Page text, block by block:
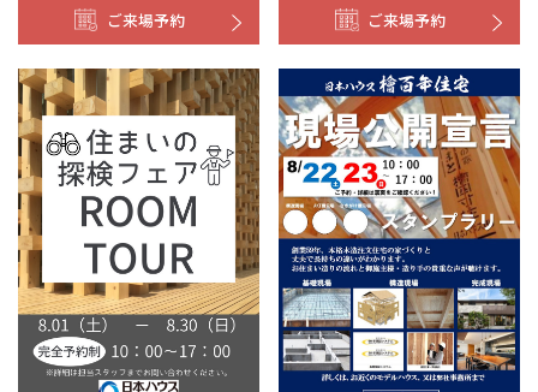
ご来場予約 ご来場予約
福島
石川
福井
千葉
茨城
栃木
群馬
静岡
三重
京都
兵庫
奈良
滋賀
和歌山
岡山
香川
愛媛
鳥取
島根
広島
山口
九州
福岡
佐賀
熊本
大分
宮崎
鹿児島
分譲マンション
※現住所のある都道府県以外の建築予定地の方でも現住所の有るお近
くの展示場又は店舗にお問合せください。移住の計画の方もご相談対
応します。お気軽にご相談ください。
福島県
会津
石川県
福井県
福井
千葉県
千葉
柏
茨城県
水戸
栃木県
宇都宮
小山
群馬県
群馬
伊勢崎
静岡県
三重県
四日市
兵庫県
姫路
奈良県
奈良
愛媛県
松山
九州
福岡県
福岡
佐賀県
佐賀
熊本県
熊本
大分県
大分
宮崎県
宮崎
鹿児島県
鹿児島